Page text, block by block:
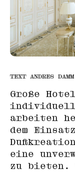
TEXT ANDRES DAMM
Große
individuell
arbeiten
dem
eine
zu bieten.